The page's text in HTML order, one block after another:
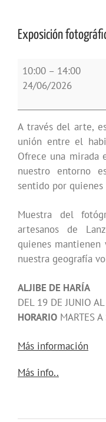
Exposición
Exposición
fotográfica:
geografía
humana
10:00 – 14:00
24/06/2026
A través del arte,
unión entre el
Ofrece una mirada
nuestro entorno
sentido por
Muestra del
artesanos de
quienes
nuestra geografía
ALJIBE DE HARÍA
DEL 19 DE JUNIO
HORARIO MARTES
Más información
Más info..